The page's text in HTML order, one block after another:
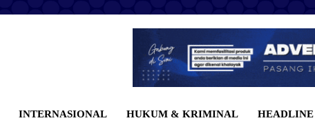
INTERNASIONAL HUKUM & KRIMINAL HEADLINE